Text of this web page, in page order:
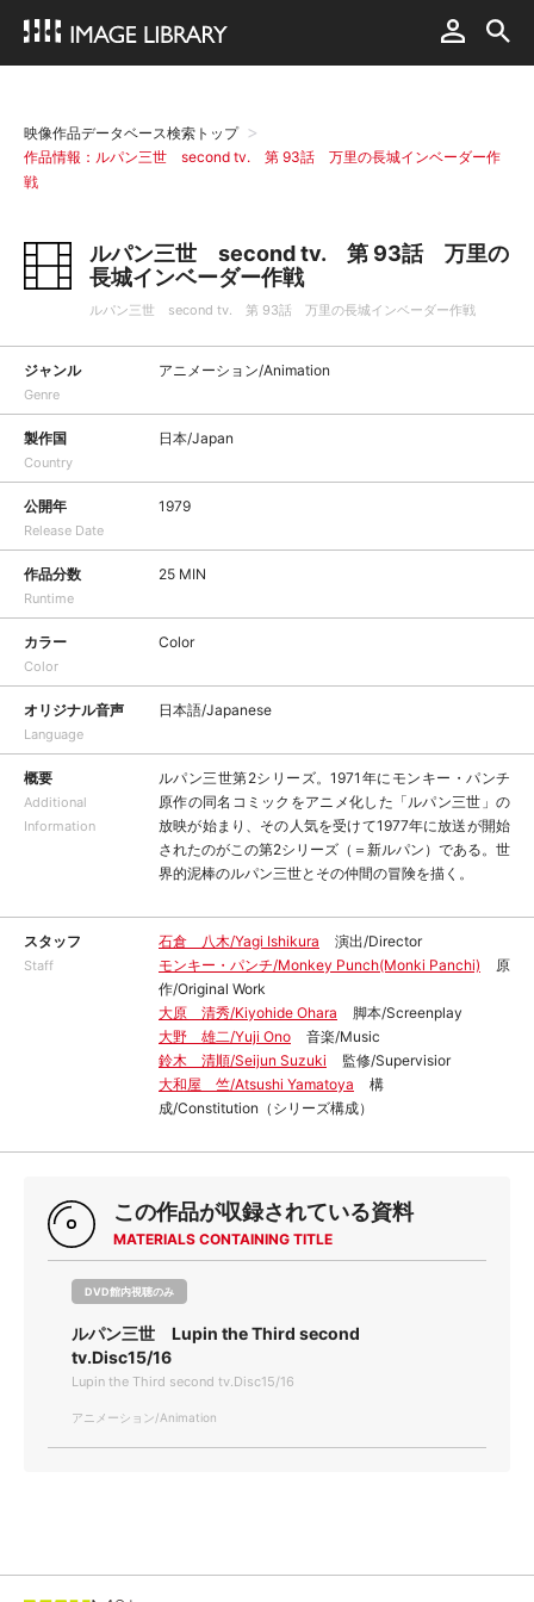
映像作品データベース検索トップ
作品情報：ルパン三世 second tv. 第 93話 万里の長城インベーダー作
戦
ルパン三世 second tv. 第 93話 万里の
長城インベーダー作戦
ルパン三世 second tv. 第 93話 万里の長城インベーダー作戦
ジャンル
Genre
アニメーション/Animation
製作国
Country
日本/Japan
公開年
Release Date
1979
作品分数
Runtime
25 MIN
カラー
Color
Color
オリジナル音声
Language
日本語/Japanese
概要
Additional
Information
ルパン三世第2シリーズ。1971年にモンキー・パンチ
原作の同名コミックをアニメ化した「ルパン三世」の
放映が始まり、その人気を受けて1977年に放送が開始
されたのがこの第2シリーズ（＝新ルパン）である。世
界的泥棒のルパン三世とその仲間の冒険を描く。
スタッフ
Staff
石倉 八木/Yagi Ishikura
演出/Director
モンキー・パンチ/Monkey Punch(Monki Panchi)
原
作/Original Work
大原 清秀/Kiyohide Ohara
脚本/Screenplay
大野 雄二/Yuji Ono
音楽/Music
鈴木 清順/Seijun Suzuki
監修/Supervisior
大和屋 竺/Atsushi Yamatoya
構
成/Constitution（シリーズ構成）
この作品が収録されている資料
MATERIALS CONTAINING TITLE
DVD館内視聴のみ
ルパン三世 Lupin the Third second
tv.Disc15/16
Lupin the Third second tv.Disc15/16
アニメーション/Animation